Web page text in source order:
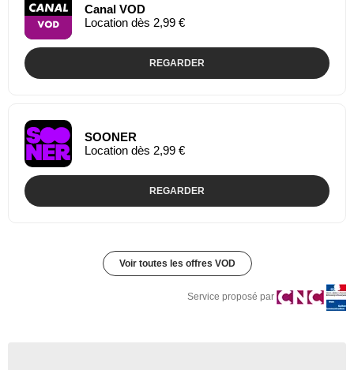
Canal VOD
Location dès 2,99 €
REGARDER
SOONER
Location dès 2,99 €
REGARDER
Voir toutes les offres VOD
Service proposé par